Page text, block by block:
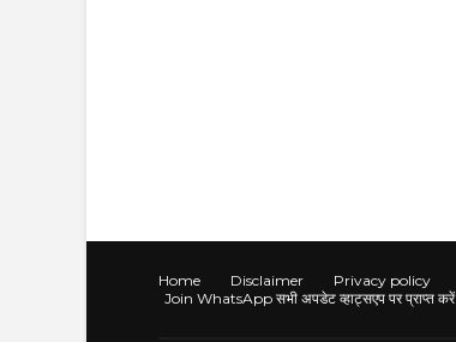
Home Disclaimer Privacy policy
Join WhatsApp सभी अपडेट व्हाट्सएप पर प्राप्त करें